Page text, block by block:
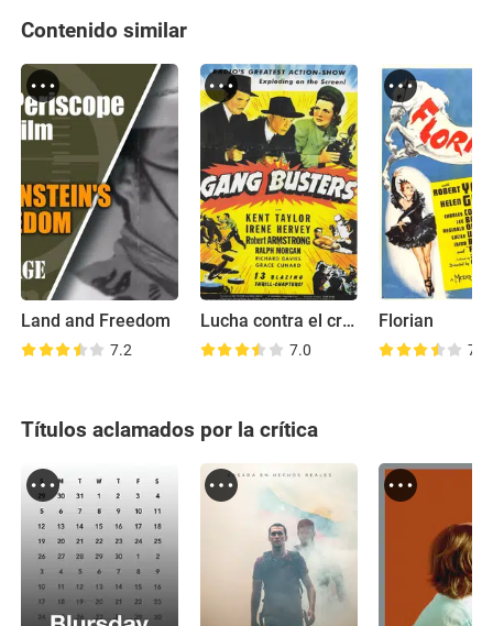
Contenido similar
Land and Freedom
7.2
Lucha contra el crimen
7.0
Florian
7.2
Títulos aclamados por la crítica